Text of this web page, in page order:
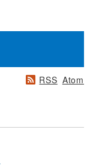
RSS Atom